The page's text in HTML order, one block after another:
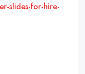
slides-for-hire-